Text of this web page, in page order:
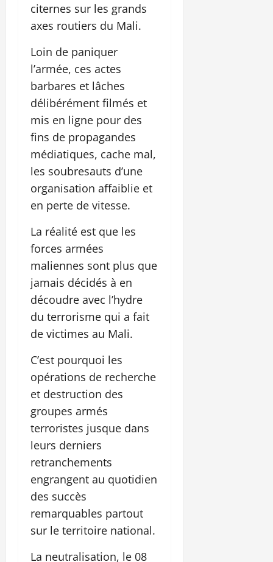
citernes sur les grands
axes routiers du Mali.
Loin de paniquer
l’armée, ces actes
barbares et lâches
délibérément filmés et
mis en ligne pour des
fins de propagandes
médiatiques, cache mal,
les soubresauts d’une
organisation affaiblie et
en perte de vitesse.
La réalité est que les
forces armées
maliennes sont plus que
jamais décidés à en
découdre avec l’hydre
du terrorisme qui a fait
de victimes au Mali.
C’est pourquoi les
opérations de recherche
et destruction des
groupes armés
terroristes jusque dans
leurs derniers
retranchements
engrangent au quotidien
des succès
remarquables partout
sur le territoire national.
La neutralisation, le 08